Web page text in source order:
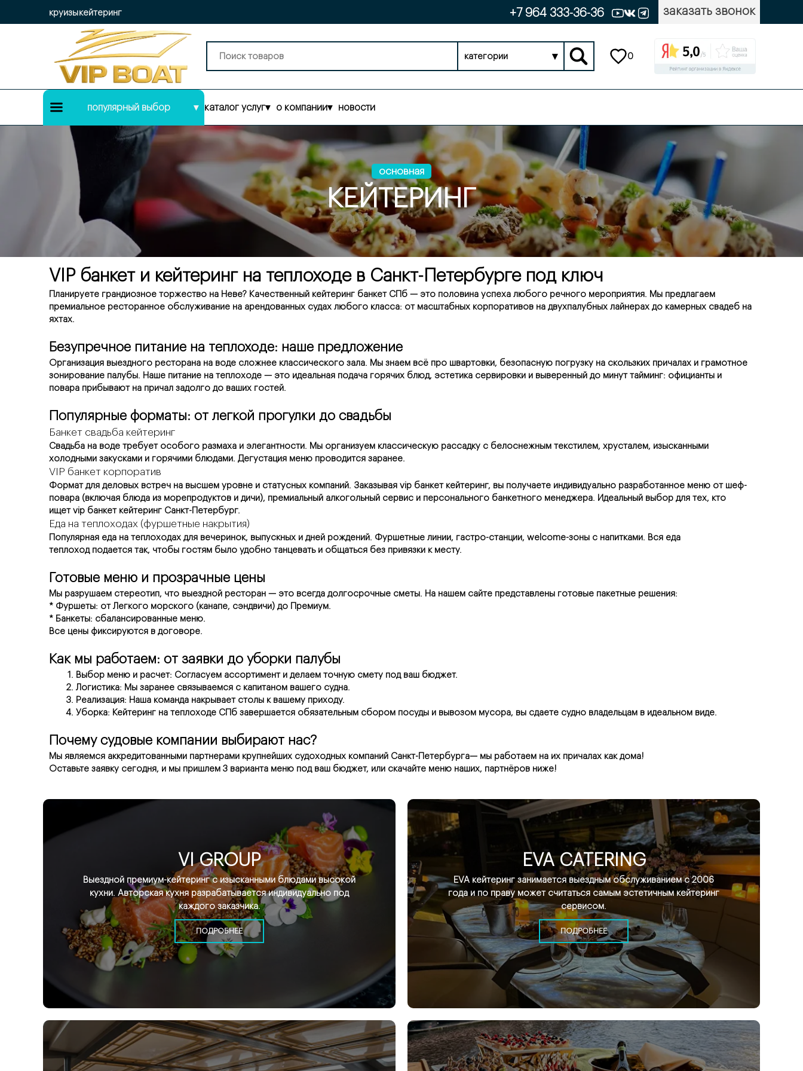
круизыкейтеринг +7 964 333-36-36 заказать звонок
категории ▾ 0
популярный выбор ▾ каталог услуг▾ о компании▾ новости
основная
КЕЙТЕРИНГ
VIP банкет и кейтеринг на теплоходе в Санкт-Петербурге под ключ
Планируете грандиозное торжество на Неве? Качественный кейтеринг банкет СПб — это половина успеха любого речного мероприятия. Мы предлагаем
премиальное ресторанное обслуживание на арендованных судах любого класса: от масштабных корпоративов на двухпалубных лайнерах до камерных свадеб на
яхтах.
Безупречное питание на теплоходе: наше предложение
Организация выездного ресторана на воде сложнее классического зала. Мы знаем всё про швартовки, безопасную погрузку на скользких причалах и грамотное
зонирование палубы. Наше питание на теплоходе — это идеальная подача горячих блюд, эстетика сервировки и выверенный до минут тайминг: официанты и
повара прибывают на причал задолго до ваших гостей.
Популярные форматы: от легкой прогулки до свадьбы
Банкет свадьба кейтеринг
Свадьба на воде требует особого размаха и элегантности. Мы организуем классическую рассадку с белоснежным текстилем, хрусталем, изысканными
холодными закусками и горячими блюдами. Дегустация меню проводится заранее.
VIP банкет корпоратив
Формат для деловых встреч на высшем уровне и статусных компаний. Заказывая vip банкет кейтеринг, вы получаете индивидуально разработанное меню от шеф-
повара (включая блюда из морепродуктов и дичи), премиальный алкогольный сервис и персонального банкетного менеджера. Идеальный выбор для тех, кто
ищет vip банкет кейтеринг Санкт-Петербург.
Еда на теплоходах (фуршетные накрытия)
Популярная еда на теплоходах для вечеринок, выпускных и дней рождений. Фуршетные линии, гастро-станции, welcome-зоны с напитками. Вся еда
теплоход подается так, чтобы гостям было удобно танцевать и общаться без привязки к месту.
Готовые меню и прозрачные цены
Мы разрушаем стереотип, что выездной ресторан — это всегда долгосрочные сметы. На нашем сайте представлены готовые пакетные решения:
* Фуршеты: от Легкого морского (канапе, сэндвичи) до Премиум.
* Банкеты: сбалансированные меню.
Все цены фиксируются в договоре.
Как мы работаем: от заявки до уборки палубы
Выбор меню и расчет: Согласуем ассортимент и делаем точную смету под ваш бюджет.
Логистика: Мы заранее связываемся с капитаном вашего судна.
Реализация: Наша команда накрывает столы к вашему приходу.
Уборка: Кейтеринг на теплоходе СПб завершается обязательным сбором посуды и вывозом мусора, вы сдаете судно владельцам в идеальном виде.
Почему судовые компании выбирают нас?
Мы являемся аккредитованными партнерами крупнейших судоходных компаний Санкт-Петербурга— мы работаем на их причалах как дома!
Оставьте заявку сегодня, и мы пришлем 3 варианта меню под ваш бюджет, или скачайте меню наших, партнёров ниже!
VI GROUP
Выездной премиум-кейтеринг с изысканными блюдами высокой
кухни. Авторская кухня разрабатывается индивидуально под
каждого заказчика.
ПОДРОБНЕЕ
EVA CATERING
EVA кейтеринг занимается выездным обслуживанием с 2006
года и по праву может считаться самым эстетичным кейтеринг
сервисом.
ПОДРОБНЕЕ